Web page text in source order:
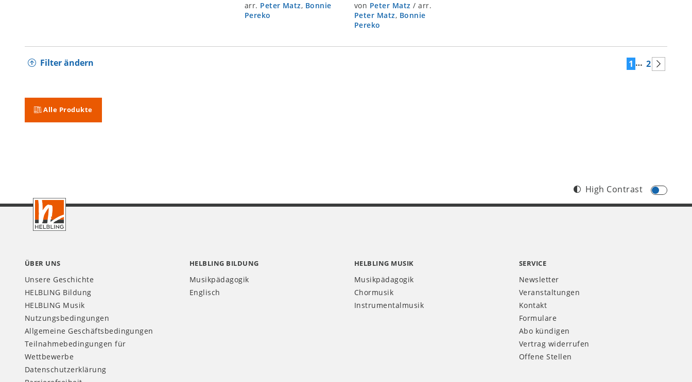
arr. Peter Matz, Bonnie
Pereko
von Peter Matz /arr.
Peter Matz, Bonnie
Pereko
1 … 2
Filter ändern
Alle Produkte
Footer
High Contrast
ÜBER UNS
Unsere Geschichte
HELBLING Bildung
HELBLING Musik
Nutzungsbedingungen
Allgemeine Geschäftsbedingungen
Teilnahmebedingungen für
Wettbewerbe
Datenschutzerklärung
HELBLING BILDUNG
Musikpädagogik
Englisch
HELBLING MUSIK
Musikpädagogik
Chormusik
Instrumentalmusik
SERVICE
Newsletter
Veranstaltungen
Kontakt
Formulare
Abo kündigen
Vertrag widerrufen
Offene Stellen